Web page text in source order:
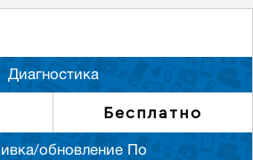
Диагностика
Бесплатно
обновление По